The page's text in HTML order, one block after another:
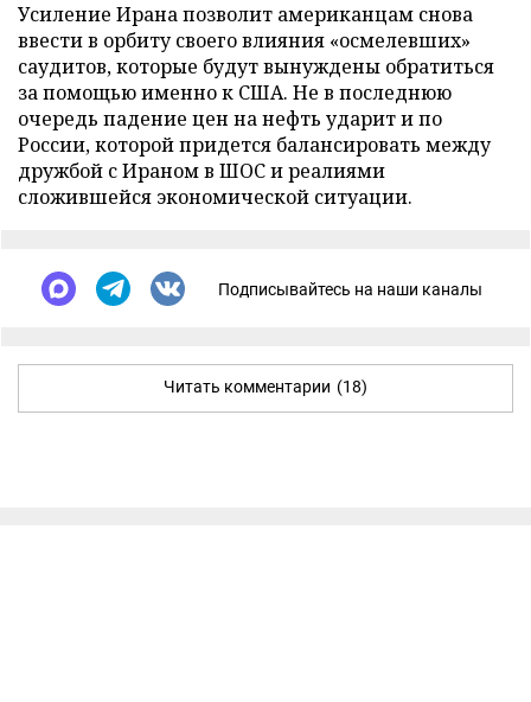
Усиление Ирана позволит американцам снова
ввести в орбиту своего влияния «осмелевших»
саудитов, которые будут вынуждены обратиться
за помощью именно к США. Не в последнюю
очередь падение цен на нефть ударит и по
России, которой придется балансировать между
дружбой с Ираном в ШОС и реалиями
сложившейся экономической ситуации.
Подписывайтесь на наши каналы
Читать комментарии (18)